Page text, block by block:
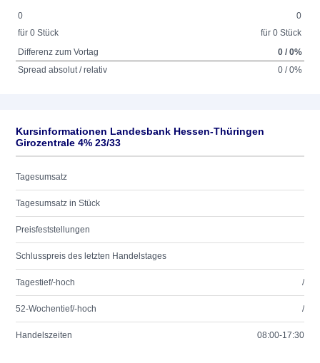
0
für 0 Stück
0
für 0 Stück
Differenz zum Vortag
0 / 0%
Spread absolut / relativ
0 / 0%
Kursinformationen Landesbank Hessen-Thüringen
Girozentrale 4% 23/33
Tagesumsatz
Tagesumsatz in Stück
Preisfeststellungen
Schlusspreis des letzten Handelstages
Tagestief/-hoch /
52-Wochentief/-hoch /
Handelszeiten 08:00-17:30